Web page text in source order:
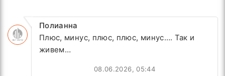
Полианна
Плюс, минус, плюс, плюс, минус…. Так и
живем…
08.06.2026, 05:44